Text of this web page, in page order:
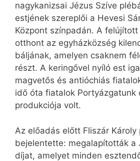
nagykanizsai Jézus Szíve
estjének szereplői a Hevesi
Központ színpadán. A
otthont az egyházközség
báljának, amelyen csaknem
részt. A keringővel nyíló est
magvetős és antióchiás
idő óta fiatalok Portyázgatunk
produkciója volt.
Az előadás előtt Fliszár Károly
bejelentette: megalapították a
díjat, amelyet minden